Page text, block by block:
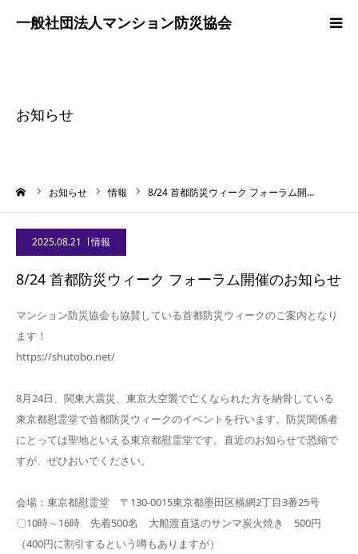
お知らせ
お知らせ 情報 8/24 首都防災ウィーク フォーラム開…
2025.08.21 情報
8/24 首都防災ウィーク フォーラム開催のお知らせ
マンション防災協会も協賛している首都防災ウィークのご案内となり
ます！
https://shutobo.net/
8月24日、関東大震災、東京大空襲で亡くなられた方を納骨している
東京都慰霊堂で首都防災ウィークのイベントを行います。防災関係者
にとっては聖地といえる東京都慰霊堂です。直近のお知らせで恐縮で
すが、ぜひおいでください。
会場：東京都慰霊堂 〒130-0015東京都墨田区横網2丁目3番25号
〇10時～16時 先着500名 大船渡直送のサンマ炭火焼き 500円
（400円に割引するという噂もありますが）
協会案内
調査研究